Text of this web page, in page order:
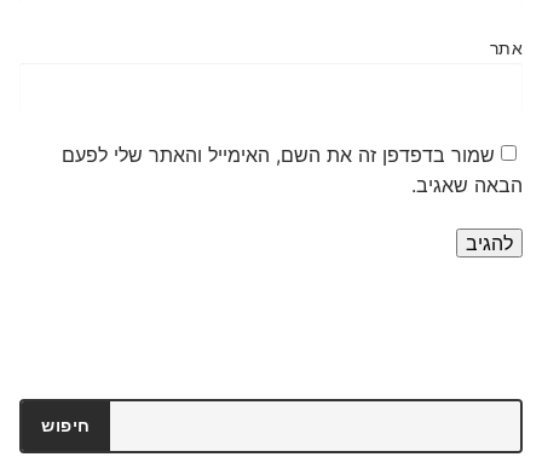
אתר
שמור בדפדפן זה את השם, האימייל והאתר שלי לפעם
הבאה שאגיב.
חיפוש